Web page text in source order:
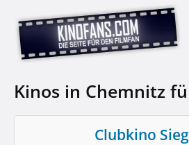
Kinos in Chemnitz
Clubkino